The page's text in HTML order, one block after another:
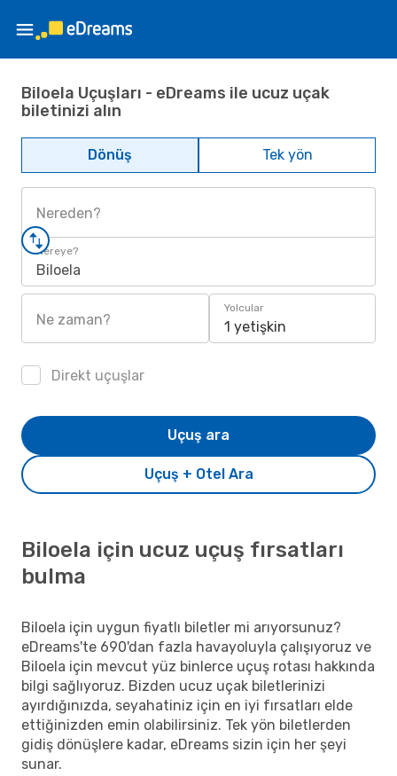
Biloela Uçuşları - eDreams ile ucuz uçak
biletinizi alın
Dönüş Tek yön
Nereden?
Nereye?
Biloela
Ne zaman?
Yolcular
1 yetişkin
Direkt uçuşlar
Uçuş + Otel Ara
Uçuş ara
Biloela için ucuz uçuş fırsatları
bulma
Biloela için uygun fiyatlı biletler mi arıyorsunuz?
eDreams'te 690'dan fazla havayoluyla çalışıyoruz ve
Biloela için mevcut yüz binlerce uçuş rotası hakkında
bilgi sağlıyoruz. Bizden ucuz uçak biletlerinizi
ayırdığınızda, seyahatiniz için en iyi fırsatları elde
ettiğinizden emin olabilirsiniz. Tek yön biletlerden
gidiş dönüşlere kadar, eDreams sizin için her şeyi
sunar.